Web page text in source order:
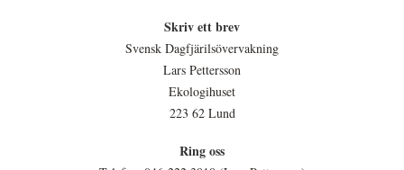
Skriv ett brev
Svensk Dagfjärilsövervakning
Lars Pettersson
Ekologihuset
223 62 Lund
Ring oss